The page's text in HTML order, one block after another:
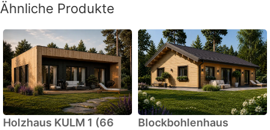
Ähnliche Produkte
Holzhaus KULM 1 (66
Blockbohlenhaus